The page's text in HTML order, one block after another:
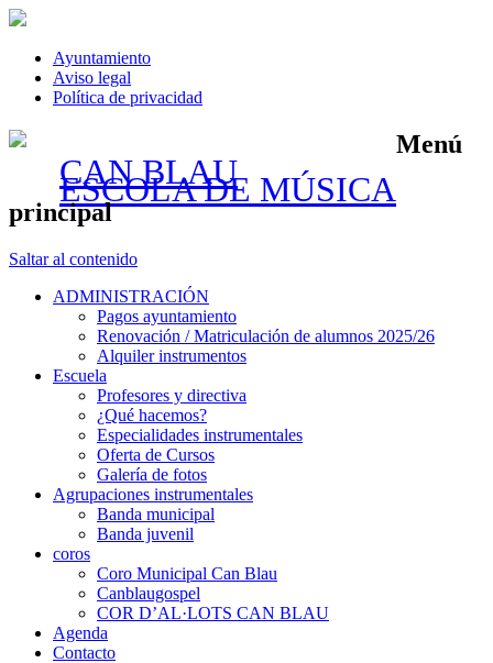
Ayuntamiento
Aviso legal
Política de privacidad
CAN BLAU
ESCOLA DE MÚSICA
Menú
principal
Saltar al contenido
ADMINISTRACIÓN
Pagos ayuntamiento
Renovación / Matriculación de alumnos 2025/26
Alquiler instrumentos
Escuela
Profesores y directiva
¿Qué hacemos?
Especialidades instrumentales
Oferta de Cursos
Galería de fotos
Agrupaciones instrumentales
Banda municipal
Banda juvenil
coros
Coro Municipal Can Blau
Canblaugospel
COR D’AL·LOTS CAN BLAU
Agenda
Contacto